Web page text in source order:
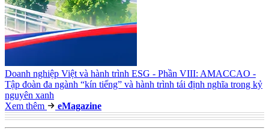
Doanh nghiệp Việt và hành trình ESG - Phần VIII: AMACCAO -
Tập đoàn đa ngành “kín tiếng” và hành trình tái định nghĩa trong kỷ
nguyên xanh
Xem thêm
eMagazine